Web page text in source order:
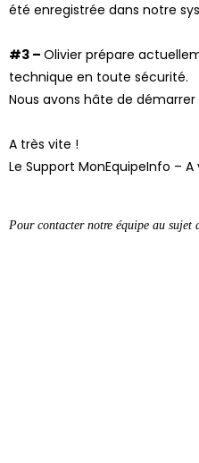
été enregistrée dans notre
#3 – Olivier prépare
technique en toute sécurité.
Nous avons hâte de
A très vite !
Le Support MonEquipeInfo –
Pour contacter notre équipe au sujet